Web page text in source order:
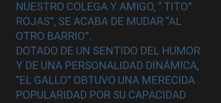
NUESTRO COLEGA Y AMIGO, “ TITO”
ROJAS”, SE ACABA DE MUDAR “AL
OTRO BARRIO”.
DOTADO DE UN SENTIDO DEL HUMOR
Y DE UNA PERSONALIDAD DINÁMICA,
“EL GALLO” OBTUVO UNA MERECIDA
POPULARIDAD POR SU CAPACIDAD